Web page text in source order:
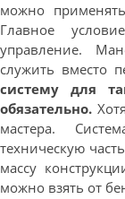
можно
Главное
управление.
служить вместо
систему для
обязательно.
мастера.
техническую
массу
можно взять от